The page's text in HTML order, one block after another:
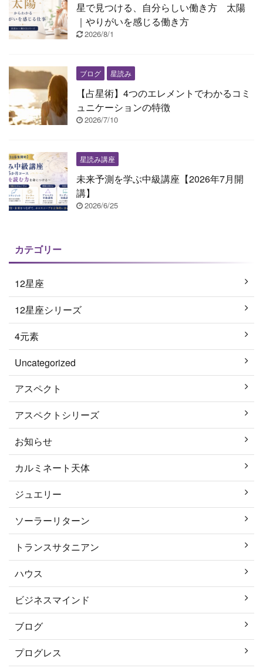
星で見つける、自分らしい働き方 太陽
｜やりがいを感じる働き方
2026/8/1
ブログ 星読み
【占星術】4つのエレメントでわかるコミ
ュニケーションの特徴
2026/7/10
星読み講座
未来予測を学ぶ中級講座【2026年7月開
講】
2026/6/25
カテゴリー
12星座
12星座シリーズ
4元素
Uncategorized
アスペクト
アスペクトシリーズ
お知らせ
カルミネート天体
ジュエリー
ソーラーリターン
トランスサタニアン
ハウス
ビジネスマインド
ブログ
プログレス